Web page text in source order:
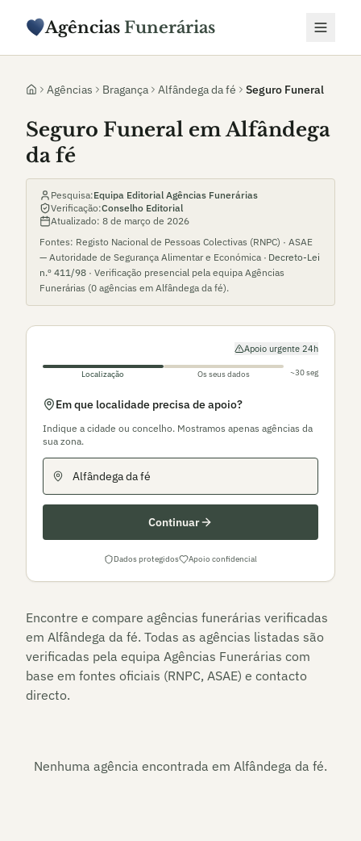
Agências Funerárias
Agências Bragança Alfândega da fé Seguro Funeral
Seguro Funeral em Alfândega
da fé
Pesquisa:Equipa Editorial Agências Funerárias
Verificação:Conselho Editorial
Atualizado: 8 de março de 2026
Fontes: Registo Nacional de Pessoas Colectivas (RNPC) · ASAE
— Autoridade de Segurança Alimentar e Económica · Decreto-Lei
n.º 411/98 · Verificação presencial pela equipa Agências
Funerárias (0 agências em Alfândega da fé).
Apoio urgente 24h
Localização Os seus dados ~30 seg
Em que localidade precisa de apoio?
Indique a cidade ou concelho. Mostramos apenas agências da
sua zona.
Continuar
Dados protegidos Apoio confidencial
Encontre e compare agências funerárias verificadas
em Alfândega da fé. Todas as agências listadas são
verificadas pela equipa Agências Funerárias com
base em fontes oficiais (RNPC, ASAE) e contacto
directo.
Nenhuma agência encontrada em Alfândega da fé.